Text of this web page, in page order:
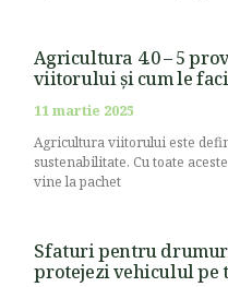
Agricultura 4.0 – 5
viitorului și cum le
11 martie 2025
Agricultura viitorului este
sustenabilitate. Cu toate
vine la pachet
Sfaturi pentru
protejezi vehiculul pe